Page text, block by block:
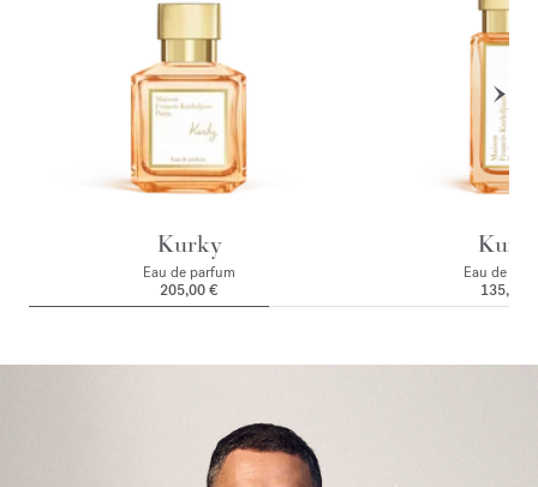
Kurky
Eau de parfum
205,00 €
Eau de
135,00 €